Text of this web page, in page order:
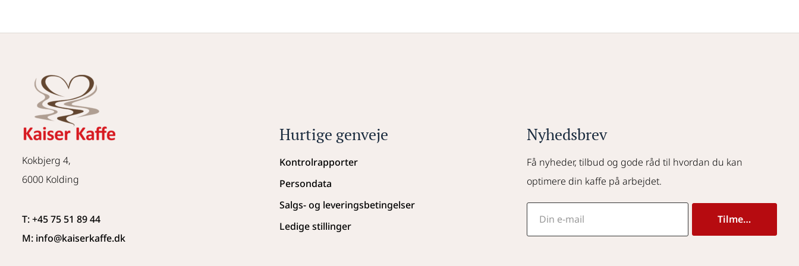
Kokbjerg 4,
6000 Kolding
T: +45 75 51 89 44
M: info@kaiserkaffe.dk
Hurtige genveje
Kontrolrapporter
Persondata
Salgs- og leveringsbetingelser
Ledige stillinger
Nyhedsbrev
Få nyheder, tilbud og gode råd til hvordan du kan
optimere din kaffe på arbejdet.
Tilmeld